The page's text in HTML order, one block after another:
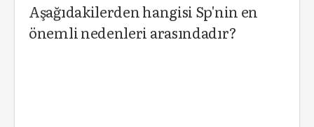
Aşağıdakilerden hangisi Sp'nin en
önemli nedenleri arasındadır?